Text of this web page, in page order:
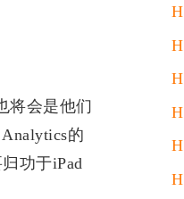
将会是他们
的
功于iPad
H
H
H
H
H
H